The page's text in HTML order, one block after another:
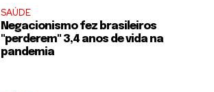
SAÚDE
Negacionismo fez brasileiros
"perderem" 3,4 anos de vida na
pandemia